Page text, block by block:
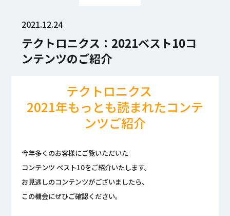
2021.12.24
テクトロニクス：2021ベスト10コ
ンテンツのご紹介
テクトロニクス
2021年もっとも読まれたコンテ
ンツご紹介
今年多くのお客様にご覧いただいた
コンテンツ ベスト10をご紹介いたします。
お見逃しのコンテンツがございましたら、
この機会にぜひご確認ください。